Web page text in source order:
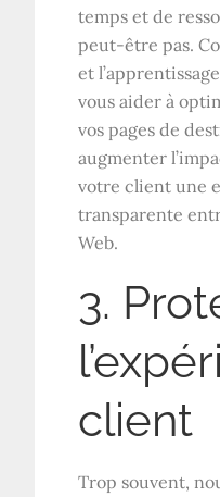
temps et de
peut-être pas.
et
vous aider à
vos pages de
augmenter
votre client une
transparente
Web.
3.
client
Trop souvent,